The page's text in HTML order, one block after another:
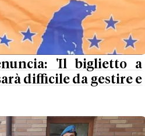
'Il biglietto a
difficile da gestire e